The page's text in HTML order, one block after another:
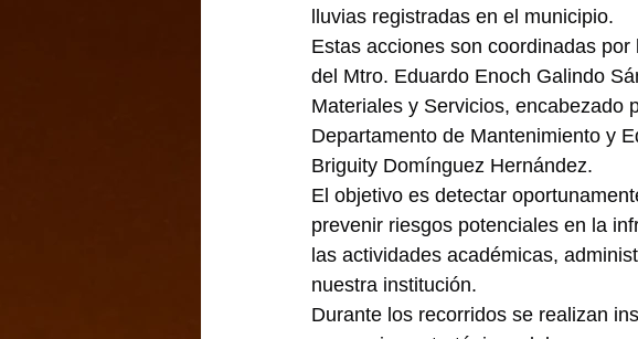
lluvias registradas en el municipio.
Estas acciones son coordinadas
del Mtro. Eduardo Enoch Galindo
Materiales y Servicios, encabezado
Departamento de Mantenimiento y
Briguity Domínguez Hernández.
El objetivo es detectar
prevenir riesgos potenciales en la
las actividades académicas,
nuestra institución.
Durante los recorridos se realizan